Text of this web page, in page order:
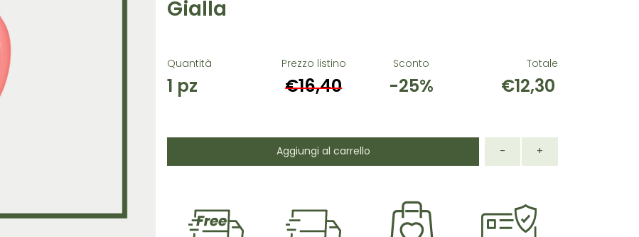
Gialla
Quantità
1 pz
Prezzo listino
€16,40
Sconto
-25%
Totale
€12,30
Aggiungi al carrello - +